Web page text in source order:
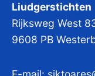
Liudgerstichten
Rijksweg West
9608 PB